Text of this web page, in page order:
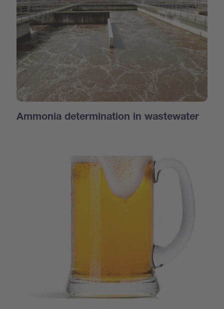
Ammonia determination in wastewater